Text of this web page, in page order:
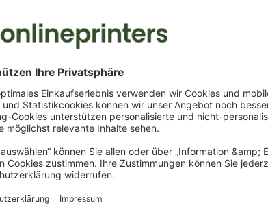
16,5 x 16,5 cm